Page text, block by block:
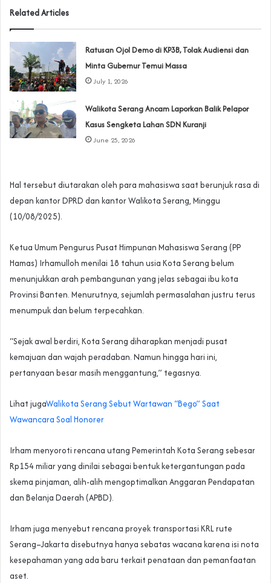
Related Articles
‎Ratusan Ojol Demo di KP3B, Tolak Audiensi dan
Minta Gubernur Temui Massa
July 1, 2026
Walikota Serang Ancam Laporkan Balik Pelapor
Kasus Sengketa Lahan SDN Kuranji‎
June 25, 2026
‎‎Hal tersebut diutarakan oleh para mahasiswa saat berunjuk rasa di
depan kantor DPRD dan kantor Walikota Serang, Minggu
(10/08/2025).
‎‎Ketua Umum Pengurus Pusat Himpunan Mahasiswa Serang (PP
Hamas) Irhamulloh menilai 18 tahun usia Kota Serang belum
menunjukkan arah pembangunan yang jelas sebagai ibu kota
Provinsi Banten. Menurutnya, sejumlah permasalahan justru terus
menumpuk dan belum terpecahkan.‎‎
“Sejak awal berdiri, Kota Serang diharapkan menjadi pusat
kemajuan dan wajah peradaban. Namun hingga hari ini,
pertanyaan besar masih menggantung,” tegasnya.‎‎
Lihat juga‎Walikota Serang Sebut Wartawan “Bego” Saat
Wawancara Soal Honorer‎‎
Irham menyoroti rencana utang Pemerintah Kota Serang sebesar
Rp154 miliar yang dinilai sebagai bentuk ketergantungan pada
skema pinjaman, alih-alih mengoptimalkan Anggaran Pendapatan
dan Belanja Daerah (APBD).
‎‎Irham juga menyebut rencana proyek transportasi KRL rute
Serang–Jakarta disebutnya hanya sebatas wacana karena isi nota
kesepahaman yang ada baru terkait penataan dan pemanfaatan
aset.